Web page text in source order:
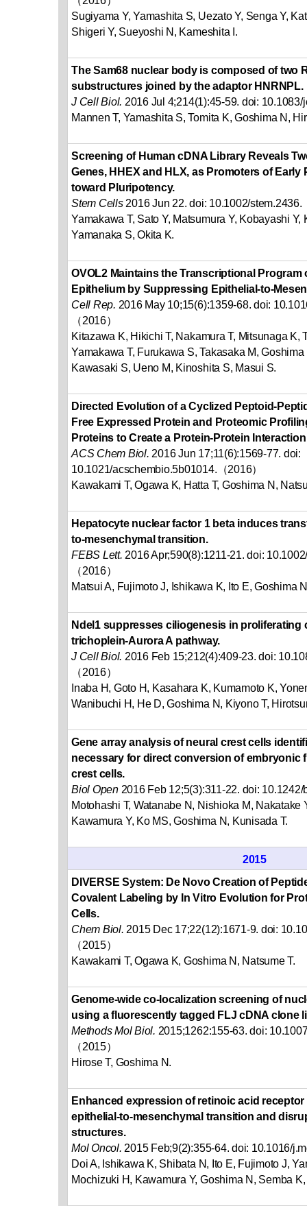
Sugiyama Y, Yamashita S, Uezato Y, Senga Y,
Shigeri Y, Sueyoshi N, Kameshita I.
The Sam68 nuclear body is composed of two
substructures joined by the adaptor HNRNPL.
J Cell Biol. 2016 Jul 4;214(1):45-59. doi:
Mannen T, Yamashita S, Tomita K, Goshima N,
Screening of Human cDNA Library Reveals
Genes, HHEX and HLX, as Promoters of
toward Pluripotency.
Stem Cells2016 Jun 22. doi: 10.1002/stem.2436.
Yamakawa T, Sato Y, Matsumura Y, Kobayashi Y,
Yamanaka S, Okita K.
OVOL2 Maintains the Transcriptional Program
Epithelium by Suppressing Epithelial-to-
Cell Rep. 2016 May 10;15(6):1359-68. doi:
（2016）
Kitazawa K, Hikichi T, Nakamura T, Mitsunaga K,
Yamakawa T, Furukawa S, Takasaka M,
Kawasaki S, Ueno M, Kinoshita S, Masui S.
Directed Evolution of a Cyclized Peptoid-
Free Expressed Protein and Proteomic
Proteins to Create a Protein-Protein
ACS Chem Biol. 2016 Jun 17;11(6):1569-77. doi:
10.1021/acschembio.5b01014.（2016）
Kawakami T, Ogawa K, Hatta T, Goshima N,
Hepatocyte nuclear factor 1 beta induces
to-mesenchymal transition.
FEBS Lett. 2016 Apr;590(8):1211-21. doi:
（2016）
Matsui A, Fujimoto J, Ishikawa K, Ito E, Goshima
Ndel1 suppresses ciliogenesis in proliferating
trichoplein-Aurora A pathway.
J Cell Biol. 2016 Feb 15;212(4):409-23. doi:
（2016）
Inaba H, Goto H, Kasahara K, Kumamoto K,
Wanibuchi H, He D, Goshima N, Kiyono T,
Gene array analysis of neural crest cells
necessary for direct conversion of embryonic
crest cells.
Biol Open2016 Feb 12;5(3):311-22. doi:
Motohashi T, Watanabe N, Nishioka M, Nakatake
Kawamura Y, Ko MS, Goshima N, Kunisada T.
2015
DIVERSE System: De Novo Creation of
Covalent Labeling by In Vitro Evolution for
Cells.
Chem Biol. 2015 Dec 17;22(12):1671-9. doi:
（2015）
Kawakami T, Ogawa K, Goshima N, Natsume T.
Genome-wide co-localization screening of
using a fluorescently tagged FLJ cDNA clone
Methods Mol Biol. 2015;1262:155-63. doi:
（2015）
Hirose T, Goshima N.
Enhanced expression of retinoic acid
epithelial-to-mesenchymal transition and
structures.
Mol Oncol. 2015 Feb;9(2):355-64. doi: 10.1016/
Doi A, Ishikawa K, Shibata N, Ito E, Fujimoto J,
Mochizuki H, Kawamura Y, Goshima N, Semba